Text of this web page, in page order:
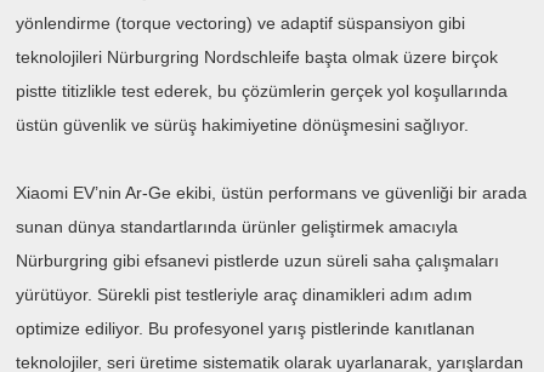
yönlendirme (torque vectoring) ve adaptif süspansiyon gibi
teknolojileri Nürburgring Nordschleife başta olmak üzere birçok
pistte titizlikle test ederek, bu çözümlerin gerçek yol koşullarında
üstün güvenlik ve sürüş hakimiyetine dönüşmesini sağlıyor.
Xiaomi EV’nin Ar-Ge ekibi, üstün performans ve güvenliği bir arada
sunan dünya standartlarında ürünler geliştirmek amacıyla
Nürburgring gibi efsanevi pistlerde uzun süreli saha çalışmaları
yürütüyor. Sürekli pist testleriyle araç dinamikleri adım adım
optimize ediliyor. Bu profesyonel yarış pistlerinde kanıtlanan
teknolojiler, seri üretime sistematik olarak uyarlanarak, yarışlardan